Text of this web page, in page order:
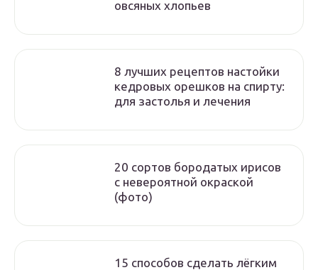
овсяных хлопьев
8 лучших рецептов настойки
кедровых орешков на спирту:
для застолья и лечения
20 сортов бородатых ирисов
с невероятной окраской
(фото)
15 способов сделать лёгким